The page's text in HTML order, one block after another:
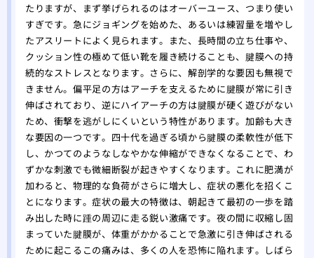
たりますが、まず挙げられるのはオーバーユース、つまり使い
すぎです。急にジョギングを始めた、あるいは練習量を増やし
たアスリートによく見られます。また、長時間の立ち仕事や、
クッション性の極めて低い靴を履き続けることも、腱膜への持
続的なストレスとなります。さらに、解剖学的な要因も無視で
きません。偏平足の方はアーチを支えるために腱膜が常に引き
伸ばされており、逆にハイアーチの方は腱膜が硬く遊びがない
ため、衝撃を逃がしにくいという特性があります。加齢も大き
な要因の一つです。四十代を過ぎる頃から腱膜の柔軟性が低下
し、かつてのようなしなやかな伸縮ができなくなることで、わ
ずかな刺激でも微細断裂が起きやすくなります。これに肥満が
加わると、物理的な負荷がさらに増大し、症状の悪化を招くこ
とになります。症状の最大の特徴は、朝起きて最初の一歩を踏
み出した時に踵の周辺に走る鋭い激痛です。夜の間に収縮し固
まっていた腱膜が、体重がかかることで急激に引き伸ばされる
ために起こるこの痛みは、多くの人を恐怖に陥れます。しばら